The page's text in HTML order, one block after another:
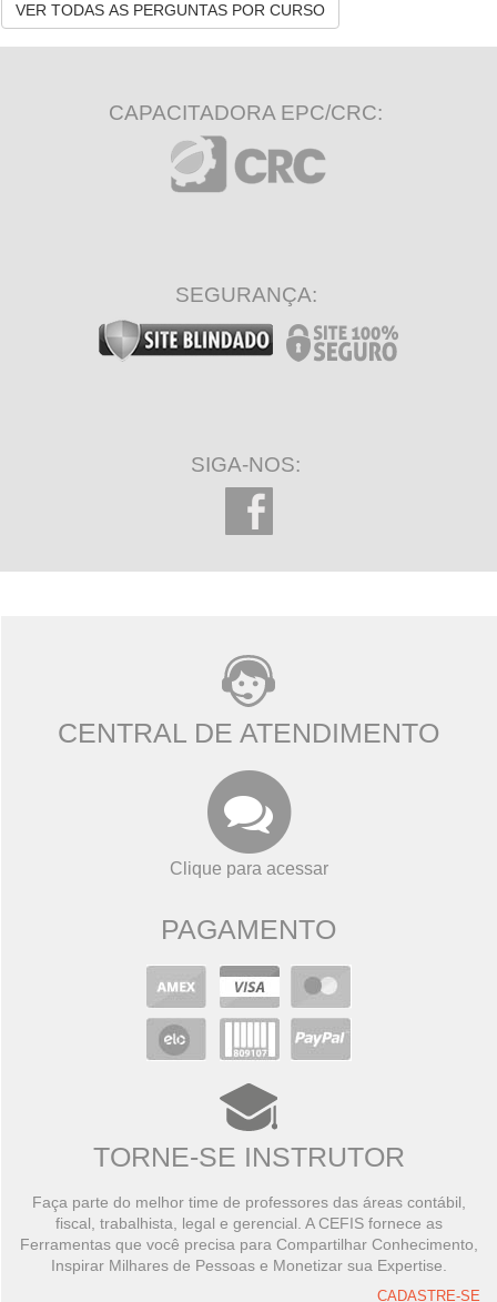
VER TODAS AS PERGUNTAS POR CURSO
CAPACITADORA EPC/CRC:
SEGURANÇA:
SIGA-NOS:
CENTRAL DE ATENDIMENTO
Clique para acessar
PAGAMENTO
TORNE-SE INSTRUTOR
Faça parte do melhor time de professores das áreas contábil,
fiscal, trabalhista, legal e gerencial. A CEFIS fornece as
Ferramentas que você precisa para Compartilhar Conhecimento,
Inspirar Milhares de Pessoas e Monetizar sua Expertise.
CADASTRE-SE